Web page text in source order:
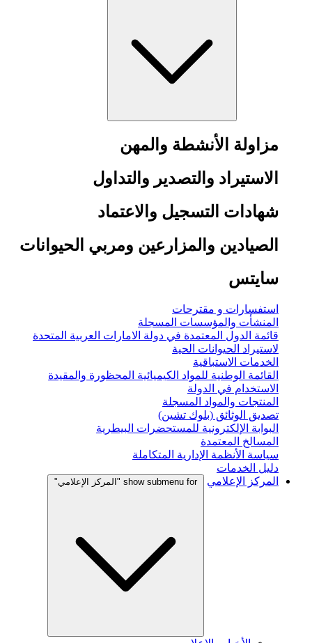
مزاولة الأنشطة والمهن
الاستيراد والتصدير والتداول
شهادات التسجيل والاعتماد
الصيادين والمزارعين ومربي الحيوانات
سايتس
استفسارات و مقترحات
المنشأت والمؤسسات المسجلة
قائمة الدول المعتمدة في دولة الامارات العربية المتحدة
لاستيراد الحيوانات الحية
الخدمات الاستباقية
القائمة الوطنية للمواد الكيميائية المحظورة والمقيدة
الاستخدام في الدولة
المنتجات والمواد المسجلة
تصديق الوثائق (بلوك تشين)
البوابة الإلكترونية للمستحضرات البيطرية
المسالخ المعتمدة
سياسة الأنظمة الإدارية المتكاملة
دليل الخدمات
المركز الإعلامي
show submenu for "المركز الإعلامي"